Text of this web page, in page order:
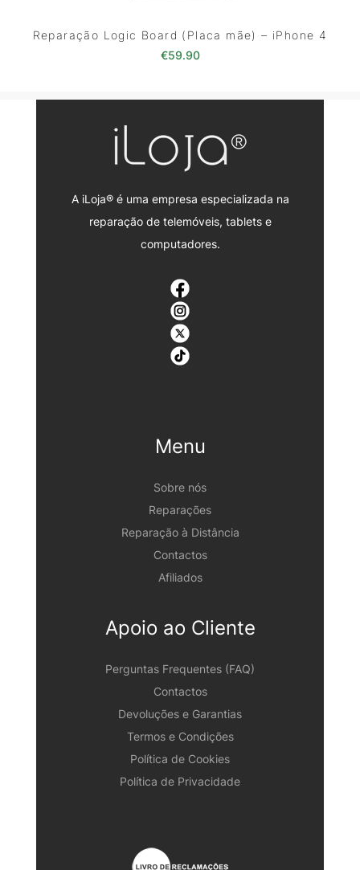
Reparação Logic Board (Placa mãe) – iPhone 4
€59.90
A iLoja® é uma empresa especializada na
reparação de telemóveis, tablets e
computadores.
Menu
Sobre nós
Reparações
Reparação à Distância
Contactos
Afiliados
Apoio ao Cliente
Perguntas Frequentes (FAQ)
Contactos
Devoluções e Garantias
Termos e Condições
Política de Cookies
Política de Privacidade